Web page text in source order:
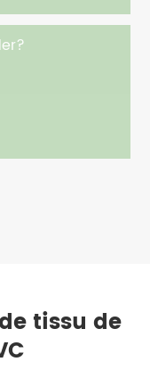
tissu de